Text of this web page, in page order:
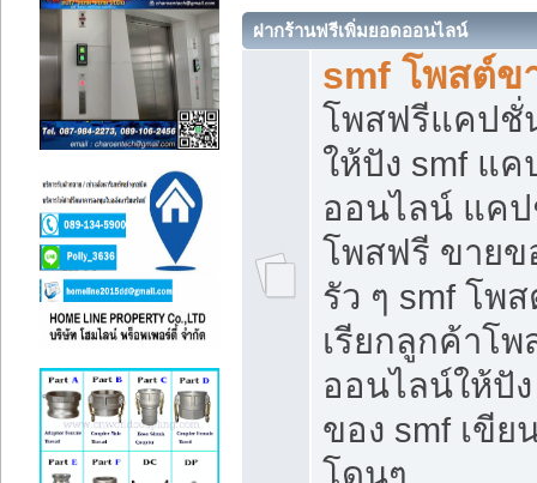
ฝากร้านฟรีเพิ่มยอดออนไลน์
smf โพสต์ข
โพสฟรีแคปชั่
ให้ปัง smf แ
ออนไลน์ แค
โพสฟรี ขายข
รัว ๆ smf โพ
เรียกลูกค้าโ
ออนไลน์ให้ปั
ของ smf เขี
โดนๆ